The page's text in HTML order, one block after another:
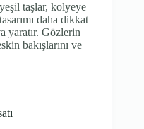
taşlar, kolyeye
daha dikkat
yaratır. Gözlerin
bakışlarını ve